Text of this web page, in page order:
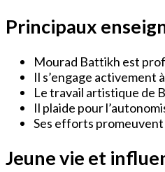
Principaux
Mourad Battikh est
Il s’engage
Le travail artistique de
Il plaide pour
Ses efforts
Jeune vie et